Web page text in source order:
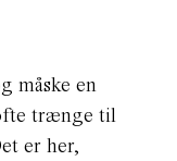
måske en
trænge til
er her,